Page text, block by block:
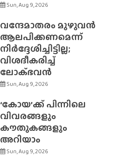
Sun, Aug 9, 2026
വന്ദേമാതരം മുഴുവൻ
ആലപിക്കണമെന്ന്
നിർദ്ദേശിച്ചിട്ടില്ല;
വിശദീകരിച്ച്
ലോക്‌ഭവൻ
Sun, Aug 9, 2026
‘കോയ’ക്ക് പിന്നിലെ
വിവരങ്ങളും
കൗതുകങ്ങളും
അറിയാം
Sun, Aug 9, 2026